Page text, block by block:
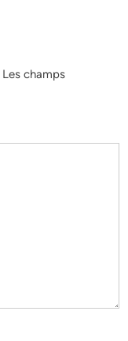
Les champs